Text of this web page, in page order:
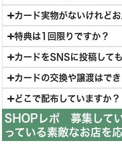
カード実物がないけれどお
特典は1回限りですか？
カードをSNSに投稿して
カードの交換や譲渡はでき
どこで配布していますか？
SHOPレポ 募集して
っている素敵なお店を